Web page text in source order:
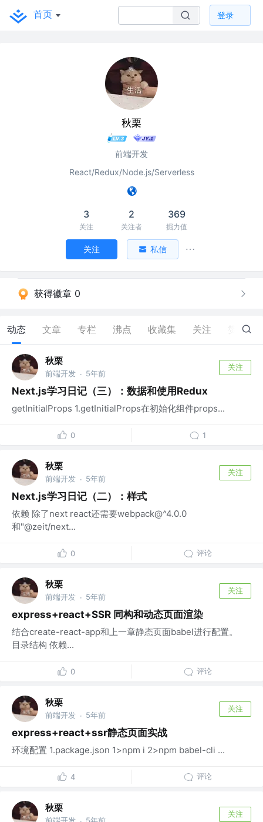
首页 登录
秋栗
前端开发
React/Redux/Node.js/Serverless
3
关注
2
关注者
369
掘力值
关注 私信
获得徽章 0
动态 文章 专栏 沸点 收藏集 关注 6
秋栗
前端开发 · 5年前
关注
Next.js学习日记（三）：数据和使用Redux
getInitialProps 1.getInitialProps在初始化组件props...
0 1
秋栗
前端开发 · 5年前
关注
Next.js学习日记（二）：样式
依赖 除了next react还需要webpack@^4.0.0
和"@zeit/next...
0 评论
秋栗
前端开发 · 5年前
关注
express+react+SSR 同构和动态页面渲染
结合create-react-app和上一章静态页面babel进行配置。
目录结构 依赖...
0 评论
秋栗
前端开发 · 5年前
关注
express+react+ssr静态页面实战
环境配置 1.package.json 1>npm i 2>npm babel-cli ...
4 评论
秋栗
关注